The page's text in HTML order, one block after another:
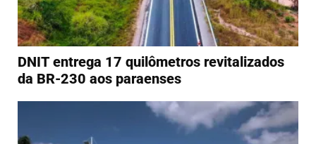
DNIT entrega 17 quilômetros revitalizados
da BR-230 aos paraenses